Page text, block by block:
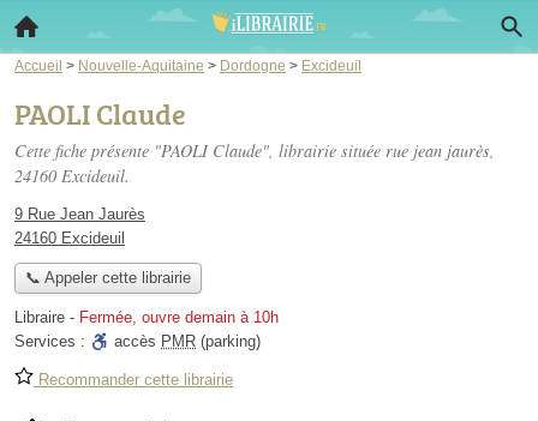
Accueil > Nouvelle-Aquitaine > Dordogne > Excideuil
PAOLI Claude
Cette fiche présente "PAOLI Claude", librairie située rue jean jaurès,
24160 Excideuil.
9 Rue Jean Jaurès
24160 Excideuil
📞 Appeler cette librairie
Libraire - Fermée, ouvre demain à 10h
Services :
accès PMR (parking)
Recommander cette librairie